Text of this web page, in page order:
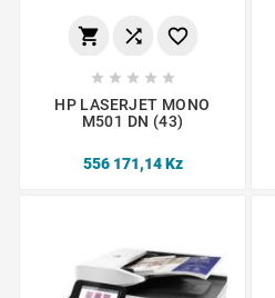
  
    
HP LASERJET MONO
M501 DN (43)
556 171,14 Kz